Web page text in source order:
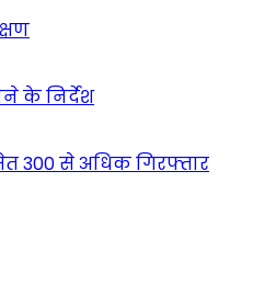
के निर्देश
300 से अधिक गिरफ्तार